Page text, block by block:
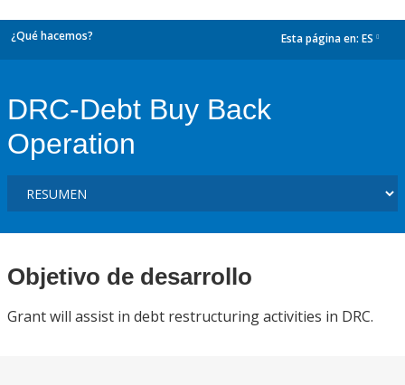
¿Qué hacemos? Esta página en: ES
DRC-Debt Buy Back
Operation
Objetivo de desarrollo
Grant will assist in debt restructuring activities in DRC.